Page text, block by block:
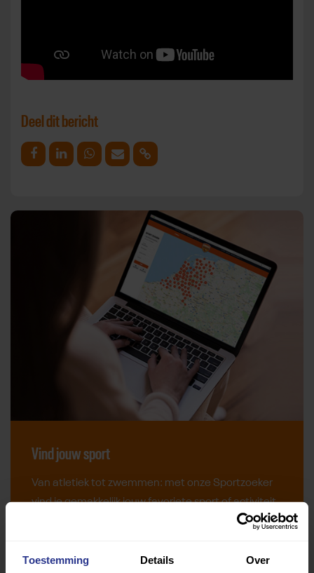
Toestemming Details Over
Deel dit bericht
Deel op Facebook
Deel op LinkedinDeel op Whatsapp
Mail link Kopieer link
Vind jouw sport
Van atletiek tot zwemmen: met onze Sportzoeker
vind je gemakkelijk jouw favoriete sport of activiteit.
Met meer dan 4250 sportclubs is er altijd een sport